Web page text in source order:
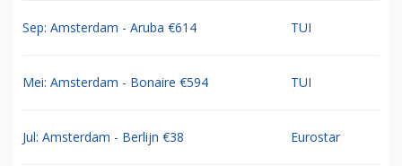
Sep: Amsterdam - Aruba €614 TUI
Mei: Amsterdam - Bonaire €594 TUI
Jul: Amsterdam - Berlijn €38 Eurostar